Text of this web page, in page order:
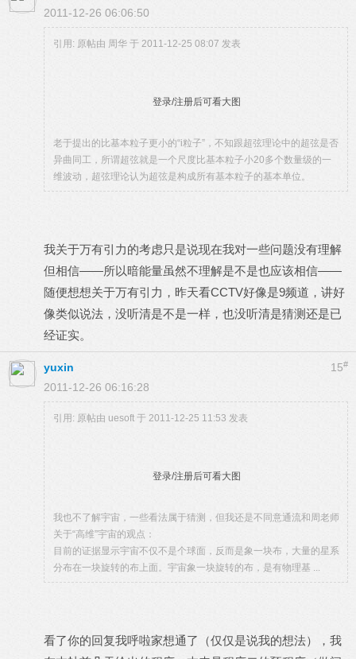
2011-12-26 06:06:50
引用: 原帖由 周华 于 2011-12-25 08:07 发表
登录/注册后可看大图
老于提出的比基本粒子更小的“i粒子”，不知跟超弦理论中的超弦是否
异曲同工，所谓超弦就是一个尺度比基本粒子小20多个数量级的一
维波动，超弦理论认为超弦是构成所有基本粒子的基本单位。
我关于万有引力的考虑只是说现在我对一些问题没有理解
但相信——所以暗能量虽然不理解是不是也应该相信——
随便想想关于万有引力，昨天看CCTV好像是9频道，讲好
像类似说法，没听清是不是一样，也没听清是猜测还是已
经证实。
15#
yuxin
2011-12-26 06:16:28
引用: 原帖由 uesoft 于 2011-12-25 11:53 发表
登录/注册后可看大图
我也不了解宇宙，一些看法属于猜测，但我还是不同意通流和周老师
关于“高维”宇宙的观点：
目前的证据显示宇宙不仅不是个球面，反而是象一块布，大量的星系
分布在一块旋转的布上面。宇宙象一块旋转的布，是有物理基 ...
看了你的回复我呼啦家想通了（仅仅是说我的想法），我